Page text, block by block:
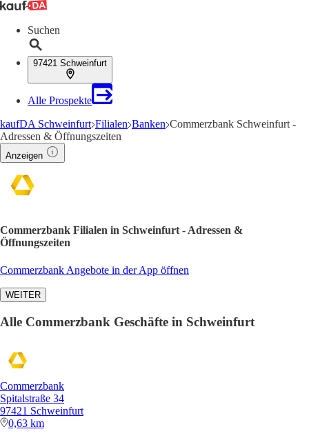
Suchen
97421 Schweinfurt
Alle Prospekte
kaufDA Schweinfurt Filialen Banken Commerzbank Schweinfurt -
Adressen & Öffnungszeiten
Anzeigen
Commerzbank Filialen in Schweinfurt - Adressen &
Öffnungszeiten
Commerzbank Angebote in der App öffnen
WEITER
Alle Commerzbank Geschäfte in Schweinfurt
Commerzbank
Spitalstraße 34
97421 Schweinfurt
0,63 km